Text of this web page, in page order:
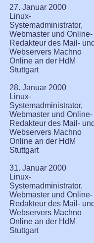
27. Januar 2000
Linux-
Systemadministrator,
Webmaster und Online-
Redakteur des Mail-
Webservers Machno
Online an der HdM
Stuttgart
28. Januar 2000
Linux-
Systemadministrator,
Webmaster und Online-
Redakteur des Mail-
Webservers Machno
Online an der HdM
Stuttgart
31. Januar 2000
Linux-
Systemadministrator,
Webmaster und Online-
Redakteur des Mail-
Webservers Machno
Online an der HdM
Stuttgart